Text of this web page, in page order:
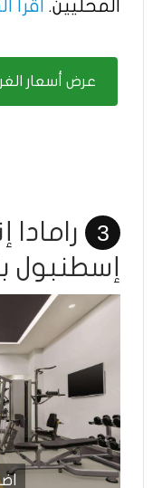
المحليين. اقرأ
عرض أسعار
3
إسطنبول